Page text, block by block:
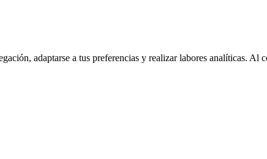
adaptarse a tus preferencias y realizar labores analíticas. Al